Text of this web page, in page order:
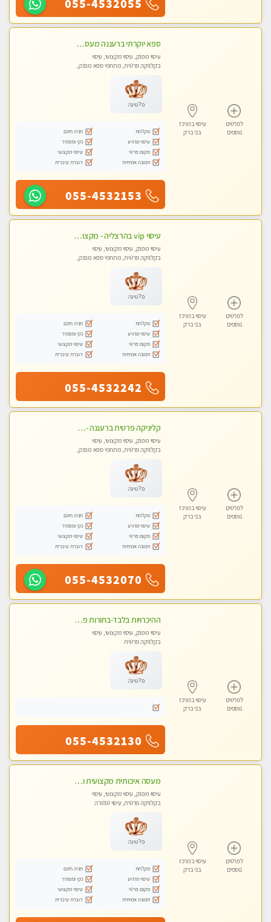
055-4532055
לפרטים
נוספים
עיסוי במרכז
בני ברק
ספא יוקרתי ברעננה מעסה קלאסית ומפנקת. highly recommended..new in the city
עיסוי מפנק, עיסוי מקצועי, עיסוי
בקלניקה פרטית, מתחמי ספא מפנק,
פלטינה
מקלחת
חניה חינם
עיסוי מרגיע
נקי ומסודר
מקום פרטי
עיסוי מקצועי
תמונה אמיתית
דוברת עיברית
055-4532153
לפרטים
נוספים
עיסוי במרכז
בני ברק
עיסוי vip בהרצליה - מקצועי ומפנק ומיוחד
עיסוי מפנק, עיסוי מקצועי, עיסוי
בקלניקה פרטית, מתחמי ספא מפנק,
פלטינה
מקלחת
חניה חינם
עיסוי מרגיע
נקי ומסודר
מקום פרטי
עיסוי מקצועי
תמונה אמיתית
דוברת עיברית
055-4532242
לפרטים
נוספים
עיסוי במרכז
בני ברק
קליניקה פרטית ברעננה -מעסה איכותית לעיסוי מקצועי ומפנק לכל שרירי הגוף...
עיסוי מפנק, עיסוי מקצועי, עיסוי
בקלניקה פרטית, מתחמי ספא מפנק,
פלטינה
מקלחת
חניה חינם
עיסוי מרגיע
נקי ומסודר
מקום פרטי
עיסוי מקצועי
תמונה אמיתית
דוברת עיברית
055-4532070
לפרטים
נוספים
עיסוי במרכז
בני ברק
ההיכרויות בלבד-בחורות פרטיות ברמה גבוהה לקשר דיסקרטי עם תמיכה-לא עיסוי !!!
עיסוי מפנק, עיסוי מקצועי, עיסוי
בקלניקה פרטית
פלטינה
055-4532130
לפרטים
נוספים
עיסוי במרכז
בני ברק
מעסה איכותית מקצועית ומפנקת בהרצליה
עיסוי מפנק, עיסוי מקצועי, עיסוי
בקלניקה פרטית, עיסוי טנטרה
פלטינה
מקלחת
חניה חינם
עיסוי מרגיע
נקי ומסודר
מקום פרטי
עיסוי מקצועי
תמונה אמיתית
דוברת עיברית